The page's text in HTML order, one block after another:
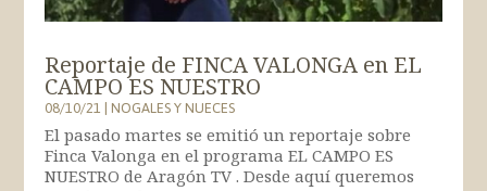
Reportaje de FINCA VALONGA en EL
CAMPO ES NUESTRO
08/10/21|NOGALES Y NUECES
El pasado martes se emitió un reportaje sobre
Finca Valonga en el programa EL CAMPO ES
NUESTRO de Aragón TV . Desde aquí queremos